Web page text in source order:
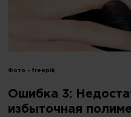
Фото - freepik
Ошибка 3:
избыточная